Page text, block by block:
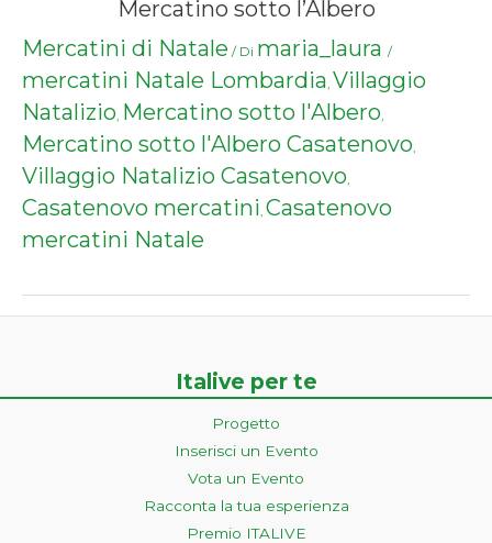
Mercatino sotto l’Albero
Mercatini di Natale / Di maria_laura /
mercatini Natale Lombardia, Villaggio
Natalizio, Mercatino sotto l'Albero,
Mercatino sotto l'Albero Casatenovo,
Villaggio Natalizio Casatenovo,
Casatenovo mercatini, Casatenovo
mercatini Natale
Italive per te
Progetto
Inserisci un Evento
Vota un Evento
Racconta la tua esperienza
Premio ITALIVE